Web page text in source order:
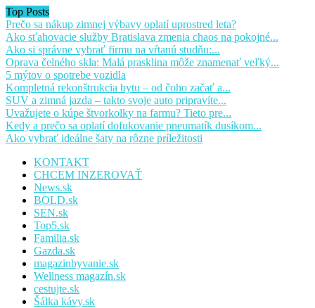
Top Posts
Prečo sa nákup zimnej výbavy oplatí uprostred leta?
Ako sťahovacie služby Bratislava zmenia chaos na pokojné...
Ako si správne vybrať firmu na vŕtanú studňu:...
Oprava čelného skla: Malá prasklina môže znamenať veľký...
5 mýtov o spotrebe vozidla
Kompletná rekonštrukcia bytu – od čoho začať a...
SUV a zimná jazda – takto svoje auto pripravíte...
Uvažujete o kúpe štvorkolky na farmu? Tieto pre...
Kedy a prečo sa oplatí dofukovanie pneumatík dusíkom...
Ako vybrať ideálne šaty na rôzne príležitosti
KONTAKT
CHCEM INZEROVAŤ
News.sk
BOLD.sk
SEN.sk
Top5.sk
Familia.sk
Gazda.sk
magazinbyvanie.sk
Wellness magazín.sk
cestujte.sk
Šálka kávy.sk